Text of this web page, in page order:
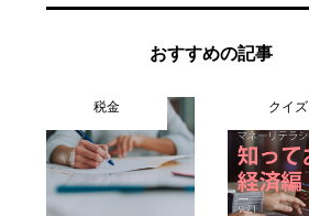
おすすめの記事
税金 クイズ